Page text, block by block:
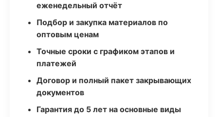
еженедельный отчёт
Подбор и закупка материалов по
оптовым ценам
Точные сроки с графиком этапов и
платежей
Договор и полный пакет закрывающих
документов
Гарантия до 5 лет на основные виды